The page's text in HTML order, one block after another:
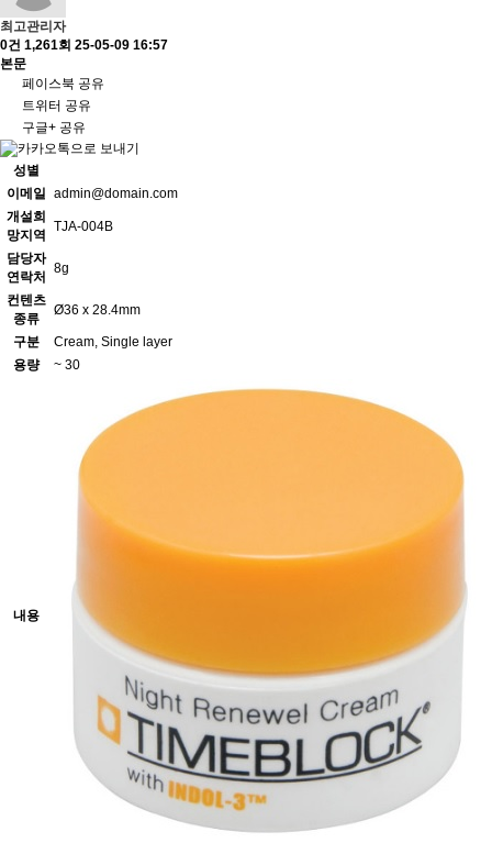
최고관리자
0건 1,261회 25-05-09 16:57
본문
페이스북 공유
트위터 공유
구글+ 공유
성별
이메일 admin@domain.com
개설희
망지역
TJA-004B
담당자
연락처
8g
컨텐츠
종류
Ø36 x 28.4mm
구분
Cream, Single layer
용량
~ 30
내용